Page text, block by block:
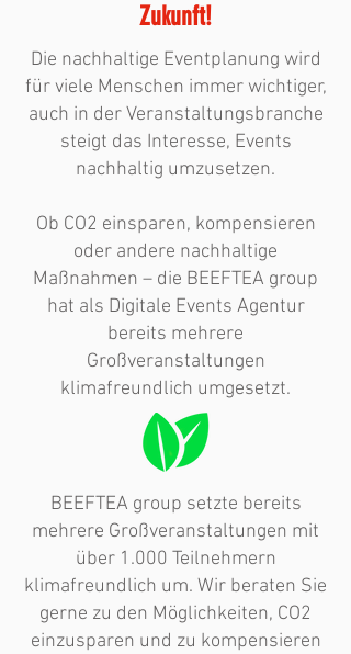
Zukunft!
Die nachhaltige Eventplanung wird
für viele Menschen immer wichtiger,
auch in der Veranstaltungsbranche
steigt das Interesse, Events
nachhaltig umzusetzen.
Ob CO2 einsparen, kompensieren
oder andere nachhaltige
Maßnahmen – die BEEFTEA group
hat als Digitale Events Agentur
bereits mehrere
Großveranstaltungen
klimafreundlich umgesetzt.
BEEFTEA group setzte bereits
mehrere Großveranstaltungen mit
über 1.000 Teilnehmern
klimafreundlich um. Wir beraten Sie
gerne zu den Möglichkeiten, CO2
einzusparen und zu kompensieren